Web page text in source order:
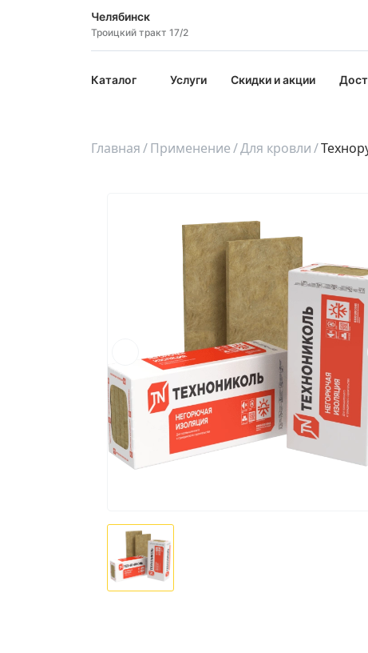
Челябинск
Троицкий тракт 17/2
Каталог Услуги Скидки и акции
Главная Применение Для кровли